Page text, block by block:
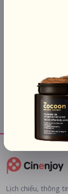
Minions & Quái
01/07/2026
Lịch chiếu, thông